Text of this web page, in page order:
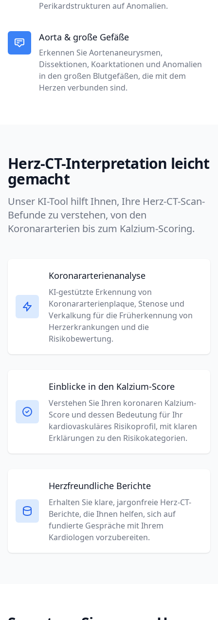
Perikardstrukturen auf Anomalien.
Aorta & große Gefäße
Erkennen Sie Aortenaneurysmen,
Dissektionen, Koarktationen und Anomalien
in den großen Blutgefäßen, die mit dem
Herzen verbunden sind.
Herz-CT-Interpretation leicht
gemacht
Unser KI-Tool hilft Ihnen, Ihre Herz-CT-Scan-
Befunde zu verstehen, von den
Koronararterien bis zum Kalzium-Scoring.
Koronararterienanalyse
KI-gestützte Erkennung von
Koronararterienplaque, Stenose und
Verkalkung für die Früherkennung von
Herzerkrankungen und die
Risikobewertung.
Einblicke in den Kalzium-Score
Verstehen Sie Ihren koronaren Kalzium-
Score und dessen Bedeutung für Ihr
kardiovaskuläres Risikoprofil, mit klaren
Erklärungen zu den Risikokategorien.
Herzfreundliche Berichte
Erhalten Sie klare, jargonfreie Herz-CT-
Berichte, die Ihnen helfen, sich auf
fundierte Gespräche mit Ihrem
Kardiologen vorzubereiten.